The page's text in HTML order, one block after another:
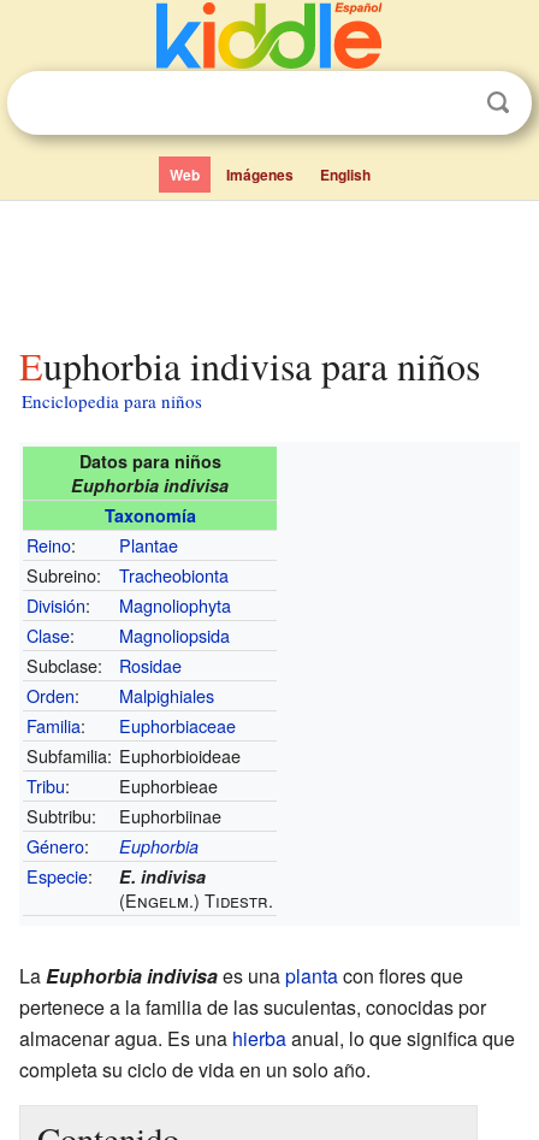
Web Imágenes English
Euphorbia indivisa para niños
Enciclopedia para niños
Datos para niños
Euphorbia indivisa
Taxonomía
Reino:
Plantae
Subreino:
Tracheobionta
División:
Magnoliophyta
Clase:
Magnoliopsida
Subclase:
Rosidae
Orden:
Malpighiales
Familia:
Euphorbiaceae
Subfamilia: Euphorbioideae
Tribu:
Euphorbieae
Subtribu:
Euphorbiinae
Género: Euphorbia
Especie: E. indivisa
(Engelm.) Tidestr.
LaEuphorbia indivisaes unaplantacon flores que
pertenece a la familia de las suculentas, conocidas por
almacenar agua. Es una hierbaanual, lo que significa que
completa su ciclo de vida en un solo año.